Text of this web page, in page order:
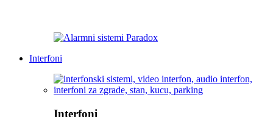
Interfoni
Interfoni